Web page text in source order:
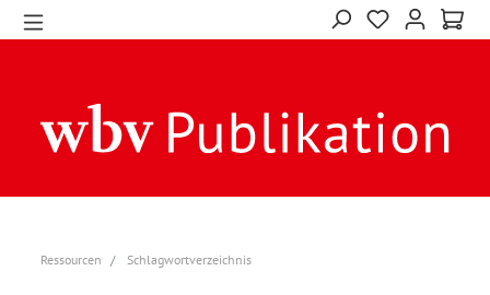
Ressourcen Schlagwortverzeichnis